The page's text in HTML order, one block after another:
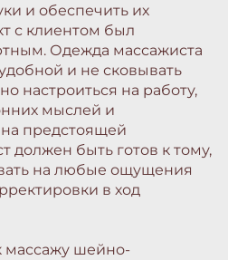
и обеспечить их
с клиентом был
Одежда массажиста
и не сковывать
настроиться на работу,
мыслей и
предстоящей
должен быть готов к тому,
на любые ощущения
в ход
массажу шейно-